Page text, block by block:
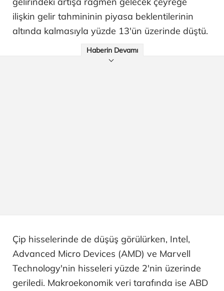
ilişkin gelir tahmininin piyasa beklentilerinin
altında kalmasıyla yüzde 13'ün üzerinde düştü.
Haberin Devamı
Çip hisselerinde de düşüş görülürken, Intel,
Advanced Micro Devices (AMD) ve Marvell
Technology'nin hisseleri yüzde 2'nin üzerinde
geriledi. Makroekonomik veri tarafında ise ABD